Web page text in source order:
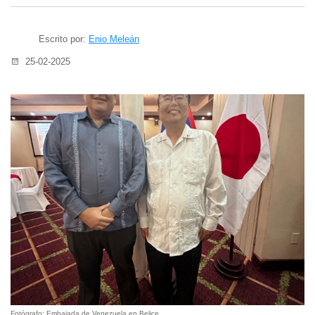
Escrito por: Enio Meleán
25-02-2025
Fotógrafo: Embajada de Venezuela en Belice